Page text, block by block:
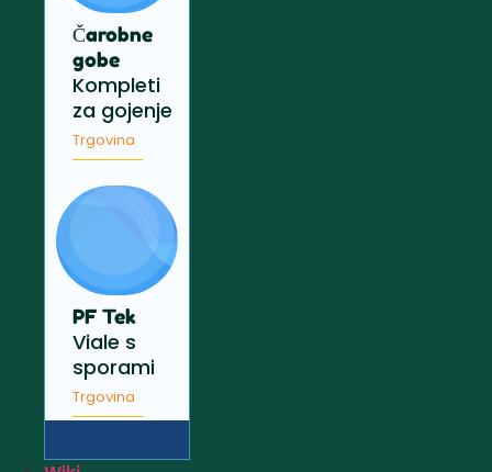
Čarobne
gobe
Kompleti
za gojenje
Trgovina
PF Tek
Viale s
sporami
Trgovina